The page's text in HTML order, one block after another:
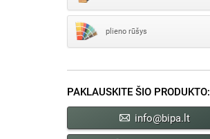
plieno rūšys
PAKLAUSKITE ŠIO PRODUKTO:
info@bipa.lt